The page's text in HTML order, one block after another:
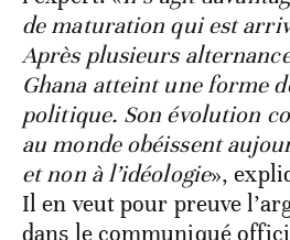
de maturation qui est
Après plusieurs
Ghana atteint une forme
politique. Son évolution
au monde obéissent
et non à l’idéologie»,
Il en veut pour preuve
dans le communiqué